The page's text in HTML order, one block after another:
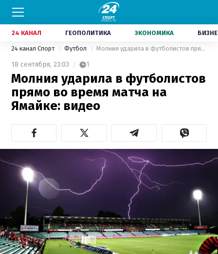
24 КАНАЛ ГЕОПОЛИТИКА ЭКОНОМИКА
24 канал Спорт Футбол Молния ударила в футболистов прямо во время матча на Ямайке: видео
18 сентября, 23:03 1
Молния ударила в футболистов
прямо во время матча на
Ямайке: видео